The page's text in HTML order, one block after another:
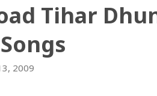
Tihar
2009